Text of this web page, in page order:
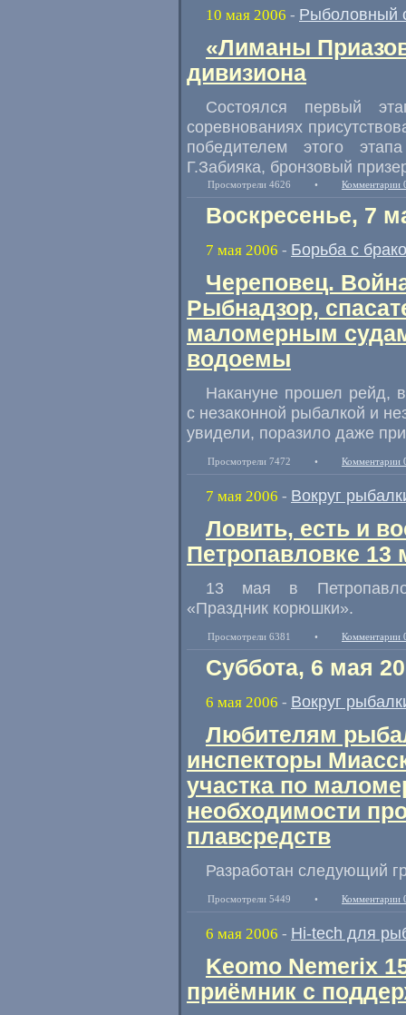
10 мая 2006 - Рыболовный
«Лиманы
дивизиона
Состоялся первый
соревнованиях
победителем этого
Г.Забияка, бронзовый
Просмотрели 4626 • Комментарии
Воскресенье, 7
7 мая 2006 - Борьба с
Череповец.
Рыбнадзор,
маломерным
водоемы
Накануне прошел рейд,
с незаконной рыбалкой и
увидели, поразило даже
Просмотрели 7472 • Комментарии
7 мая 2006 - Вокруг
Ловить, есть и
Петропавловке 13
13 мая в
«Праздник корюшки».
Просмотрели 6381 • Комментарии
Суббота, 6 мая
6 мая 2006 - Вокруг
Любителям
инспекторы
участка по
необходимости
плавсредств
Разработан следующий
Просмотрели 5449 • Комментарии
6 мая 2006 - Hi-tech для
Keomo Nemerix
приёмник с